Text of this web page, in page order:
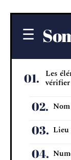
Les
vérifier
Lieu